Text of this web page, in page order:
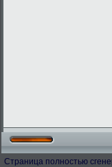
Страница полностью